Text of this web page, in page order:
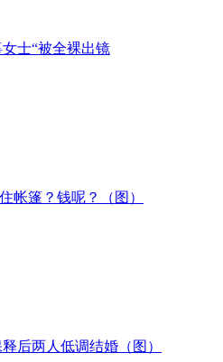
士“被全裸出镜
帐篷？钱呢？（图）
后两人低调结婚（图）